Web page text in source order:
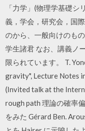
「力学」(物理学基礎
義，学会，研究会，国
のから、一般向けのも
学生諸君 なお、講義ノ
限られています。 T.
gravity", Lecture Notes
(Invited talk at the
rough path 理論の確率
をみた Gérard Ben.